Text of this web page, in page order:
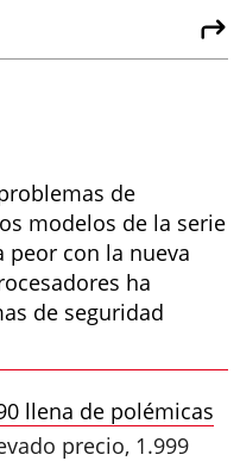
de
modelos de la serie
peor con la nueva
ha
de seguridad
llena de polémicas
precio, 1.999